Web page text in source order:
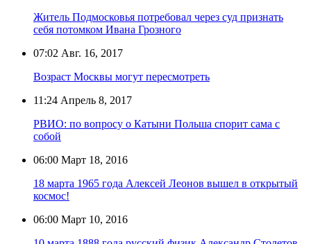
Житель Подмосковья потребовал через суд признать
себя потомком Ивана Грозного
07:02 Авг. 16, 2017
Возраст Москвы могут пересмотреть
11:24 Апрель 8, 2017
РВИО: по вопросу о Катыни Польша спорит сама с
собой
06:00 Март 18, 2016
18 марта 1965 года Алексей Леонов вышел в открытый
космос!
06:00 Март 10, 2016